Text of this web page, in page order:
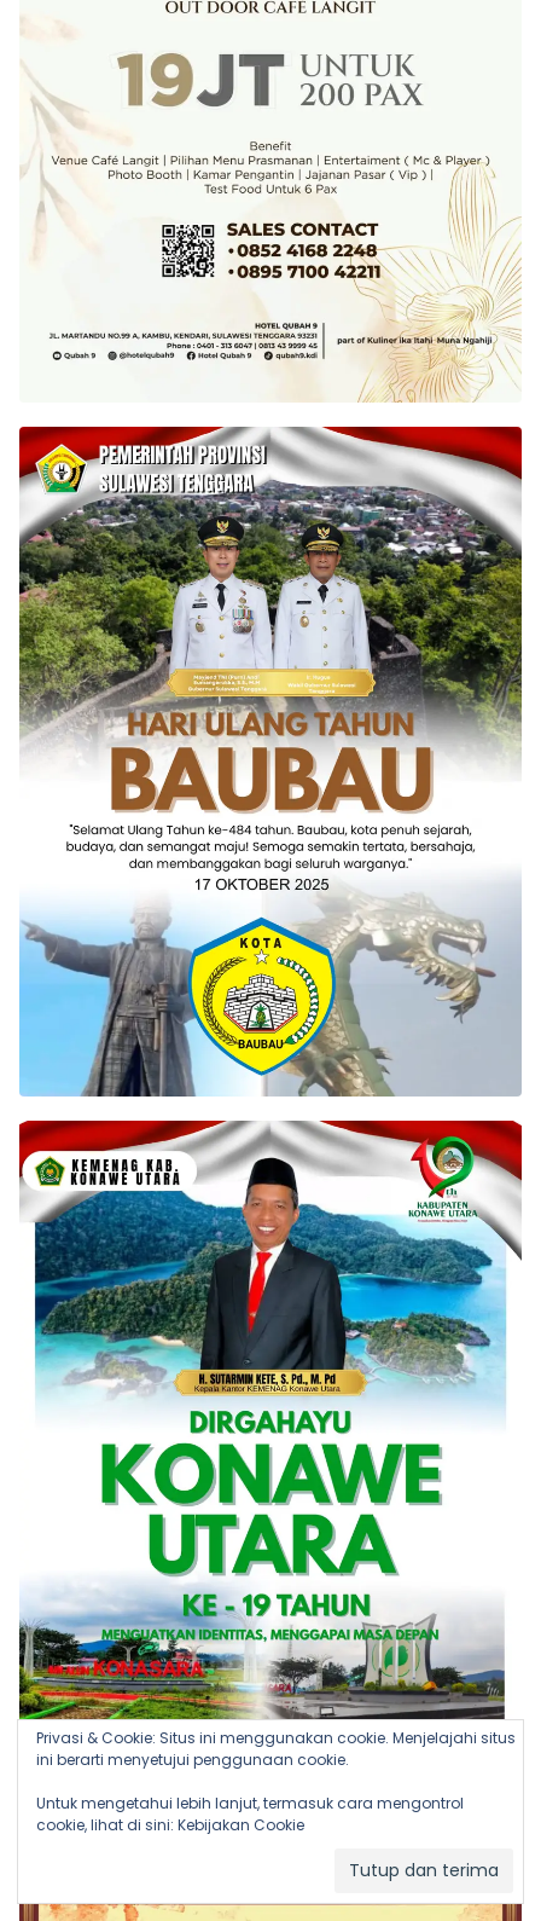
Privasi & Cookie: Situs ini menggunakan cookie. Menjelajahi situs
ini berarti menyetujui penggunaan cookie.
Untuk mengetahui lebih lanjut, termasuk cara mengontrol
cookie, lihat di sini: Kebijakan Cookie